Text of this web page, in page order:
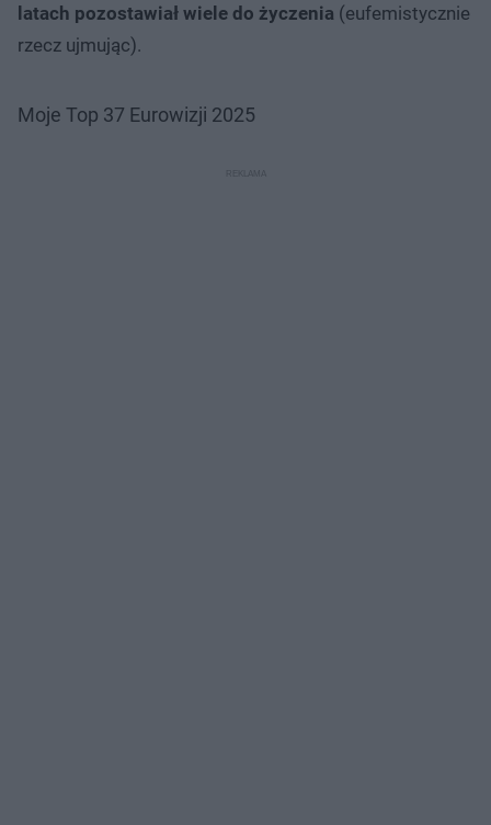
latach pozostawiał wiele do życzenia (eufemistycznie
rzecz ujmując).
Moje Top 37 Eurowizji 2025